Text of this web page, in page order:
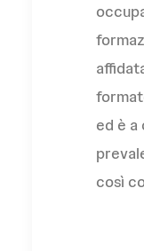
ed è
così